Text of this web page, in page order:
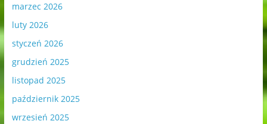
marzec 2026
luty 2026
styczeń 2026
grudzień 2025
listopad 2025
październik 2025
wrzesień 2025